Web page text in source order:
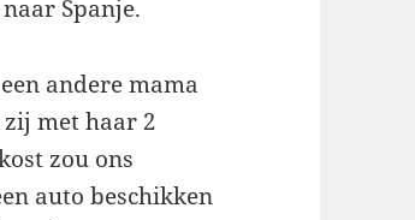
naar Spanje.
andere mama
met haar 2
zou ons
auto beschikken